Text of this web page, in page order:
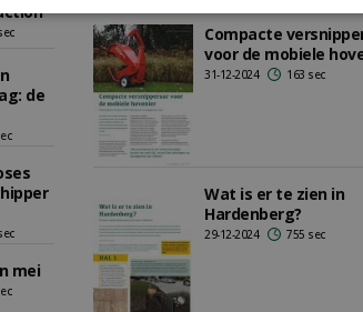
de
mei
Compacte
voor de mobiele
31-12-2024 163 sec
Wat is er te zien in
Hardenberg?
29-12-2024 755 sec